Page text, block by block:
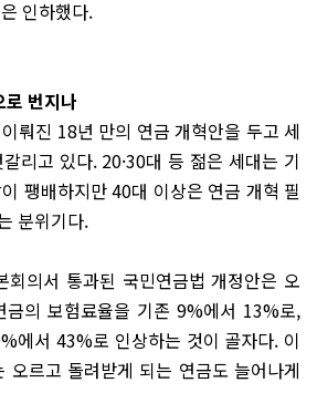
인하했다.
번지나
뤄진 18년 만의 연금 개혁안을 두고 세
리고 있다. 20·30대 등 젊은 세대는 기
팽배하지만 40대 이상은 연금 개혁 필
분위기다.
의서 통과된 국민연금법 개정안은 오
의 보험료율을 기존 9%에서 13%로,
에서 43%로 인상하는 것이 골자다. 이
오르고 돌려받게 되는 연금도 늘어나게